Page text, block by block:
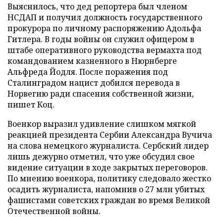
Выяснилось, что дед репортера был членом
НСДАП и получил должность государственного
прокурора по личному распоряжению Адольфа
Гитлера. В годы войны он служил офицером в
штабе оперативного руководства вермахта под
командованием казненного в Нюрнберге
Альфреда Йодля. После поражения под
Сталинградом нацист добился перевода в
Норвегию ради спасения собственной жизни,
пишет Коц.
Военкор выразил удивление слишком мягкой
реакцией президента Сербии Александра Вучича
на слова немецкого журналиста. Сербский лидер
лишь дежурно отметил, что уже обсудил свое
видение ситуации в ходе закрытых переговоров.
По мнению военкора, политику следовало жестко
осадить журналиста, напомнив о 27 млн убитых
фашистами советских граждан во время Великой
Отечественной войны.